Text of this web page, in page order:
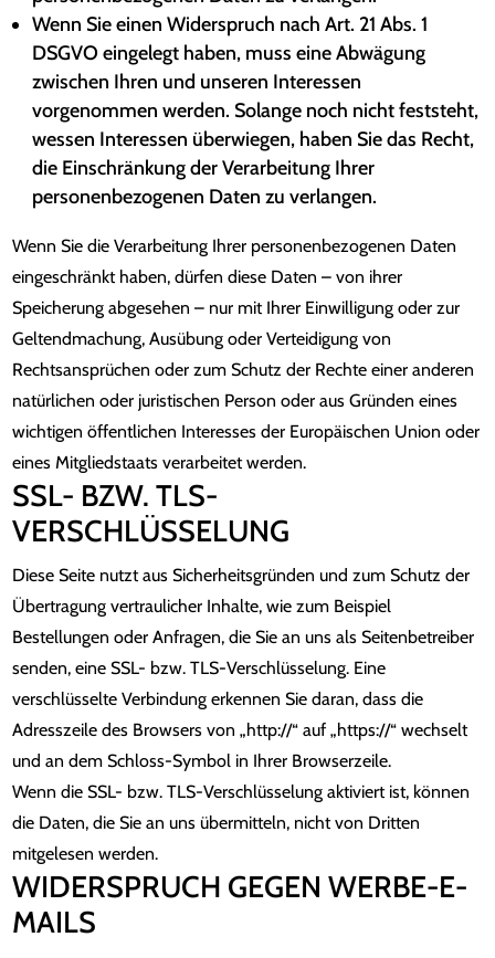
Wenn Sie einen Widerspruch nach Art. 21 Abs. 1
DSGVO eingelegt haben, muss eine Abwägung
zwischen Ihren und unseren Interessen
vorgenommen werden. Solange noch nicht feststeht,
wessen Interessen überwiegen, haben Sie das Recht,
die Einschränkung der Verarbeitung Ihrer
personenbezogenen Daten zu verlangen.
Wenn Sie die Verarbeitung Ihrer personenbezogenen Daten
eingeschränkt haben, dürfen diese Daten – von ihrer
Speicherung abgesehen – nur mit Ihrer Einwilligung oder zur
Geltendmachung, Ausübung oder Verteidigung von
Rechtsansprüchen oder zum Schutz der Rechte einer anderen
natürlichen oder juristischen Person oder aus Gründen eines
wichtigen öffentlichen Interesses der Europäischen Union oder
eines Mitgliedstaats verarbeitet werden.
SSL- BZW. TLS-
VERSCHLÜSSELUNG
Diese Seite nutzt aus Sicherheitsgründen und zum Schutz der
Übertragung vertraulicher Inhalte, wie zum Beispiel
Bestellungen oder Anfragen, die Sie an uns als Seitenbetreiber
senden, eine SSL- bzw. TLS-Verschlüsselung. Eine
verschlüsselte Verbindung erkennen Sie daran, dass die
Adresszeile des Browsers von „http://“ auf „https://“ wechselt
und an dem Schloss-Symbol in Ihrer Browserzeile.
Wenn die SSL- bzw. TLS-Verschlüsselung aktiviert ist, können
die Daten, die Sie an uns übermitteln, nicht von Dritten
mitgelesen werden.
WIDERSPRUCH GEGEN WERBE-E-
MAILS